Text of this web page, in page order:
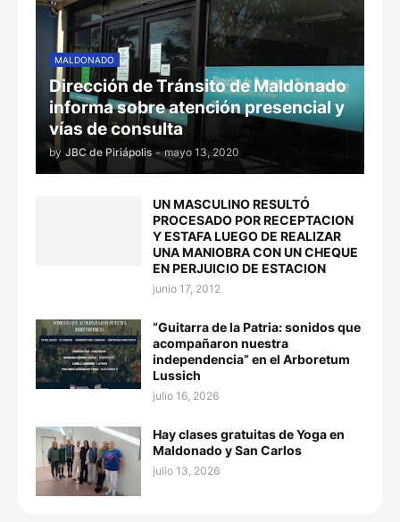
MALDONADO
Dirección de Tránsito de Maldonado
informa sobre atención presencial y
vías de consulta
by JBC de Piriápolis - mayo 13, 2020
UN MASCULINO RESULTÓ
PROCESADO POR RECEPTACION
Y ESTAFA LUEGO DE REALIZAR
UNA MANIOBRA CON UN CHEQUE
EN PERJUICIO DE ESTACION
junio 17, 2012
“Guitarra de la Patria: sonidos que
acompañaron nuestra
independencia” en el Arboretum
Lussich
julio 16, 2026
Hay clases gratuitas de Yoga en
Maldonado y San Carlos
julio 13, 2026